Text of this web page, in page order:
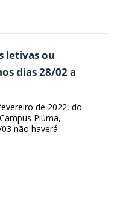
letivas ou
dias 28/02 a
de 2022, do
Piúma,
não haverá